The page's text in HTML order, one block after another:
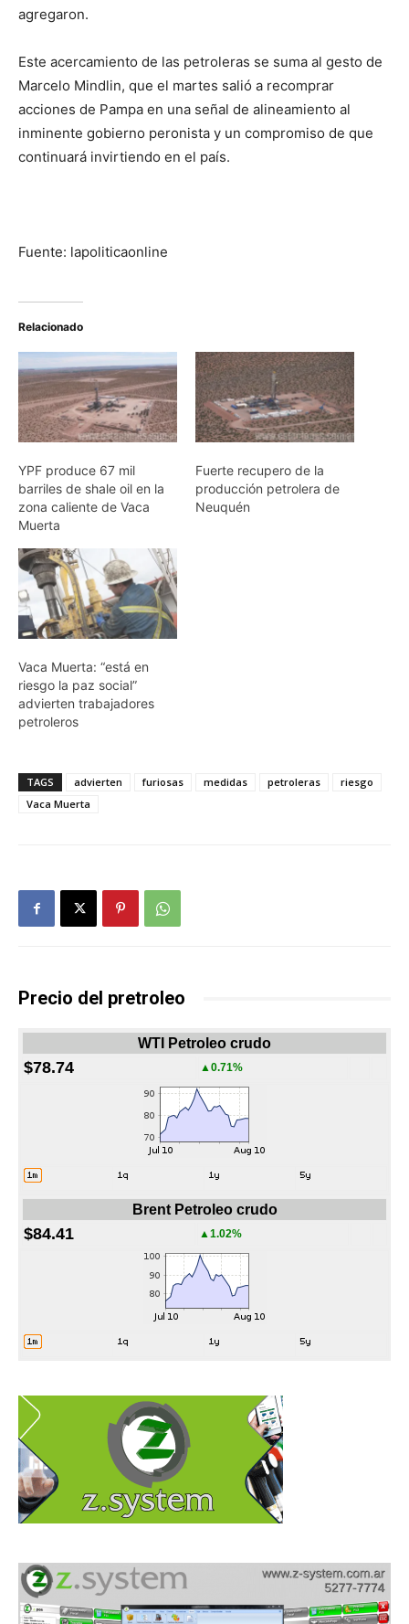
agregaron.
Este acercamiento de las petroleras se suma al gesto de
Marcelo Mindlin, que el martes salió a recomprar
acciones de Pampa en una señal de alineamiento al
inminente gobierno peronista y un compromiso de que
continuará invirtiendo en el país.
Fuente: lapoliticaonline
Relacionado
YPF produce 67 mil
barriles de shale oil en la
zona caliente de Vaca
Muerta
Fuerte recupero de la
producción petrolera de
Neuquén
Vaca Muerta: “está en
riesgo la paz social”
advierten trabajadores
petroleros
TAGS advierten furiosas medidas petroleras
riesgo
Vaca Muerta
Precio del pretroleo
WTI Petroleo crudo
$78.74 ▲0.71%
Brent Petroleo crudo
$84.41 ▲1.02%